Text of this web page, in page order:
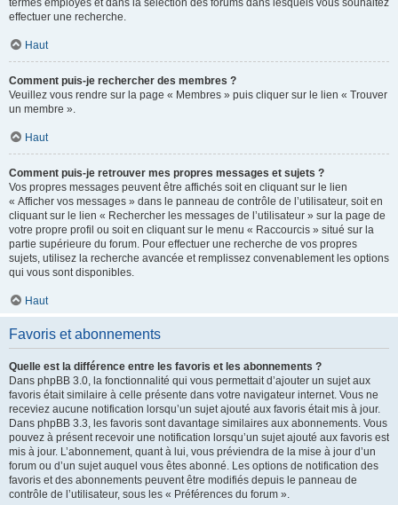
termes employés et dans la sélection des forums dans lesquels vous souhaitez
effectuer une recherche.
Haut
Comment puis-je rechercher des membres ?
Veuillez vous rendre sur la page « Membres » puis cliquer sur le lien « Trouver
un membre ».
Haut
Comment puis-je retrouver mes propres messages et sujets ?
Vos propres messages peuvent être affichés soit en cliquant sur le lien
« Afficher vos messages » dans le panneau de contrôle de l’utilisateur, soit en
cliquant sur le lien « Rechercher les messages de l’utilisateur » sur la page de
votre propre profil ou soit en cliquant sur le menu « Raccourcis » situé sur la
partie supérieure du forum. Pour effectuer une recherche de vos propres
sujets, utilisez la recherche avancée et remplissez convenablement les options
qui vous sont disponibles.
Haut
Favoris et abonnements
Quelle est la différence entre les favoris et les abonnements ?
Dans phpBB 3.0, la fonctionnalité qui vous permettait d’ajouter un sujet aux
favoris était similaire à celle présente dans votre navigateur internet. Vous ne
receviez aucune notification lorsqu’un sujet ajouté aux favoris était mis à jour.
Dans phpBB 3.3, les favoris sont davantage similaires aux abonnements. Vous
pouvez à présent recevoir une notification lorsqu’un sujet ajouté aux favoris est
mis à jour. L’abonnement, quant à lui, vous préviendra de la mise à jour d’un
forum ou d’un sujet auquel vous êtes abonné. Les options de notification des
favoris et des abonnements peuvent être modifiés depuis le panneau de
contrôle de l’utilisateur, sous les « Préférences du forum ».